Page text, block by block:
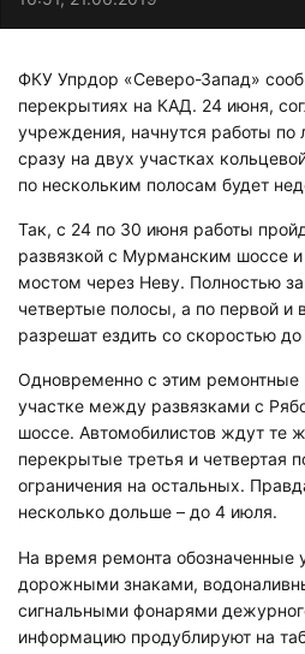
ФКУ Упрдор «Северо-Запад»
перекрытиях на КАД. 24 июня,
учреждения, начнутся работы по
сразу на двух участках
по нескольким полосам будет
Так, с 24 по 30 июня работы
развязкой с Мурманским шоссе
мостом через Неву. Полностью
четвертые полосы, а по первой и
разрешат ездить со скоростью
Одновременно с этим ремонтные
участке между развязками с
шоссе. Автомобилистов ждут те
перекрытые третья и четвертая
ограничения на остальных.
несколько дольше – до 4 июля.
На время ремонта обозначенные
дорожными знаками,
сигнальными фонарями
информацию продублируют на